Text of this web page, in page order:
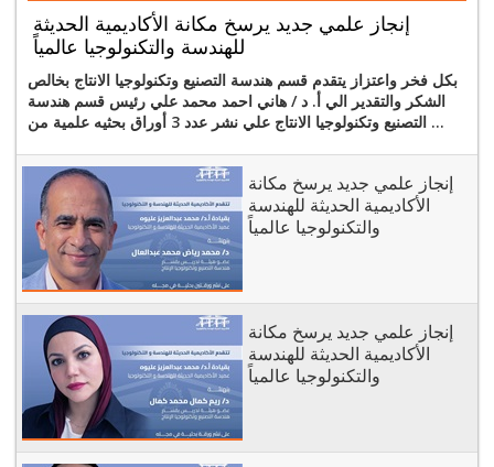
إنجاز علمي جديد يرسخ مكانة الأكاديمية الحديثة
للهندسة والتكنولوجيا عالمياً
​بكل فخر واعتزاز يتقدم قسم هندسة التصنيع وتكنولوجيا الانتاج بخالص
الشكر والتقدير الي أ. د / هاني احمد محمد علي رئيس قسم هندسة
التصنيع وتكنولوجيا الانتاج علي نشر عدد 3 أوراق بحثيه علمية من ...
إنجاز علمي جديد يرسخ مكانة
الأكاديمية الحديثة للهندسة
والتكنولوجيا عالمياً
إنجاز علمي جديد يرسخ مكانة
الأكاديمية الحديثة للهندسة
والتكنولوجيا عالمياً